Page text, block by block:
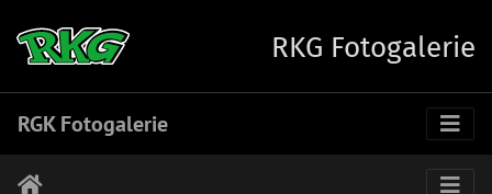
RKG Fotogalerie
RGK Fotogalerie